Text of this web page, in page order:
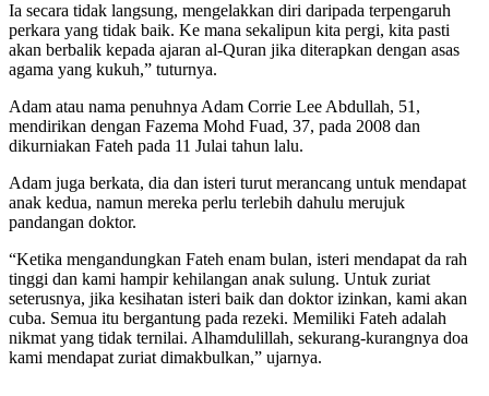
Ia secara tidak langsung, mengelakkan diri daripada terpengaruh
perkara yang tidak baik. Ke mana sekalipun kita pergi, kita pasti
akan berbalik kepada ajaran al-Quran jika diterapkan dengan asas
agama yang kukuh,” tuturnya.
Adam atau nama penuhnya Adam Corrie Lee Abdullah, 51,
mendirikan dengan Fazema Mohd Fuad, 37, pada 2008 dan
dikurniakan Fateh pada 11 Julai tahun lalu.
Adam juga berkata, dia dan isteri turut merancang untuk mendapat
anak kedua, namun mereka perlu terlebih dahulu merujuk
pandangan doktor.
“Ketika mengandungkan Fateh enam bulan, isteri mendapat da rah
tinggi dan kami hampir kehilangan anak sulung. Untuk zuriat
seterusnya, jika kesihatan isteri baik dan doktor izinkan, kami akan
cuba. Semua itu bergantung pada rezeki. Memiliki Fateh adalah
nikmat yang tidak ternilai. Alhamdulillah, sekurang-kurangnya doa
kami mendapat zuriat dimakbulkan,” ujarnya.